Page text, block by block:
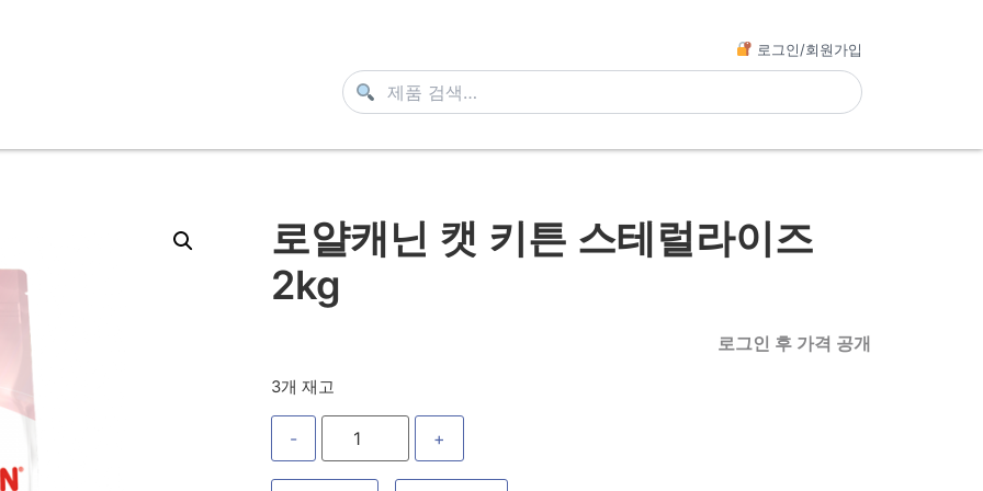
로그인/회원가입
로얄캐닌 캣 키튼 스테럴라이즈
2kg
로그인 후 가격 공개
3개 재고
- +